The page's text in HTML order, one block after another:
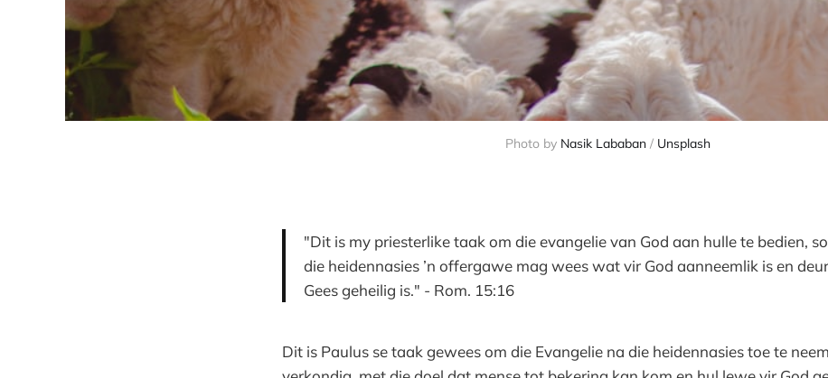
Photo by Nasik Lababan/ Unsplash
"Dit is my priesterlike taak om die evangelie van God aan hulle te bedien,
die heidennasies ’n offergawe mag wees wat vir God aanneemlik is en
Gees geheilig is." - Rom. 15:16
Dit is Paulus se taak gewees om die Evangelie na die heidennasies toe te